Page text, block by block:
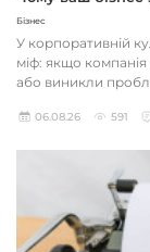
Бізнес
У корпоративній
міф: якщо
або виникли
06.08.26 591